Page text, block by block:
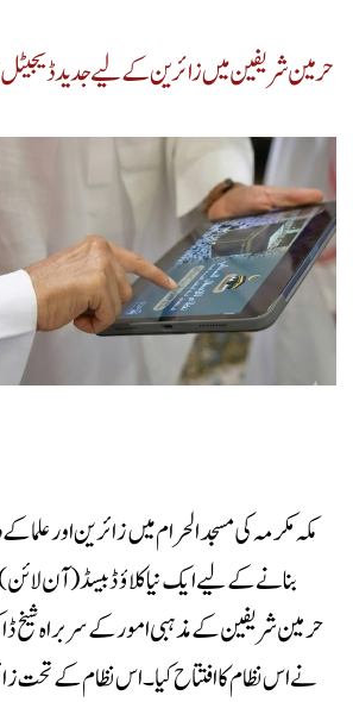
حرمین شریفین میں زائرین کے لیے جدید ڈیجیٹل
مکہ مکرمہ کی مسجد الحرام میں زائرین اور
بنانے کے لیے ایک نیا کلاؤڈ بیسڈ (آن
حرمین شریفین کے مذہبی امور کے سربراہ شیخ
نے اس نظام کا افتتاح کیا۔ اس نظام کے